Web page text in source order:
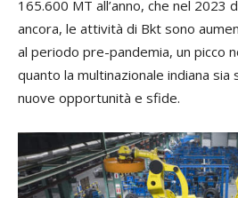
165.600 MT all’anno, che nel 2023
ancora, le attività di Bkt sono
al periodo pre-pandemia, un picco
quanto la multinazionale indiana
nuove opportunità e sfide.